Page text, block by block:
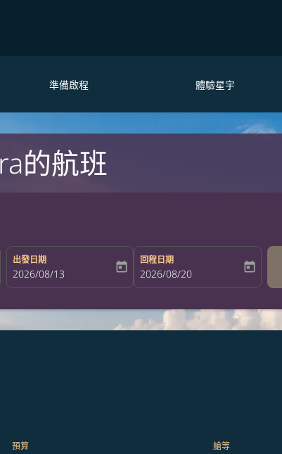
準備啟程 體驗星宇
的航班
出發日期
fc-booking-departure-date-aria-label
2026/08/13 today
回程日期
fc-booking-return-date-aria-label
2026/08/20 today
預算 艙等